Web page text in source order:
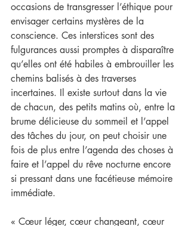
occasions de transgresser l’éthique pour
envisager certains mystères de la
conscience. Ces interstices sont des
fulgurances aussi promptes à disparaître
qu’elles ont été habiles à embrouiller les
chemins balisés à des traverses
incertaines. Il existe surtout dans la vie
de chacun, des petits matins où, entre la
brume délicieuse du sommeil et l’appel
des tâches du jour, on peut choisir une
fois de plus entre l’agenda des choses à
faire et l’appel du rêve nocturne encore
si pressant dans une facétieuse mémoire
immédiate.
« Cœur léger, cœur changeant, cœur